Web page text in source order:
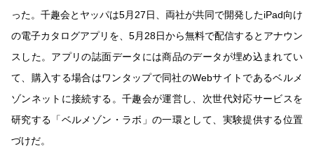
った。千趣会とヤッパは5月27日、両社が共同で開発したiPad向け
の電子カタログアプリを、5月28日から無料で配信するとアナウン
スした。アプリの誌面データには商品のデータが埋め込まれてい
て、購入する場合はワンタップで同社のWebサイトであるベルメ
ゾンネットに接続する。千趣会が運営し、次世代対応サービスを
研究する「ベルメゾン・ラボ」の一環として、実験提供する位置
づけだ。